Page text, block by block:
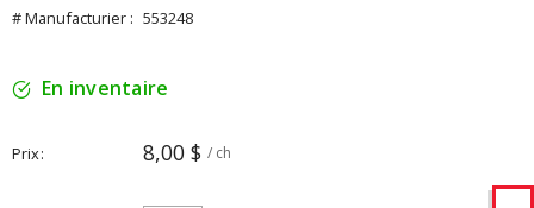
# Manufacturier : 553248
En inventaire
Prix 8,00 $ / ch